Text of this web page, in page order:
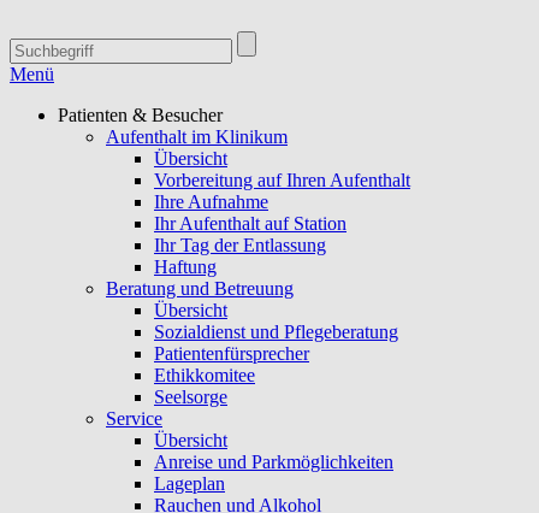
Menü
Patienten & Besucher
Aufenthalt im Klinikum
Übersicht
Vorbereitung auf Ihren Aufenthalt
Ihre Aufnahme
Ihr Aufenthalt auf Station
Ihr Tag der Entlassung
Haftung
Beratung und Betreuung
Übersicht
Sozialdienst und Pflegeberatung
Patientenfürsprecher
Ethikkomitee
Seelsorge
Service
Übersicht
Anreise und Parkmöglichkeiten
Lageplan
Rauchen und Alkohol